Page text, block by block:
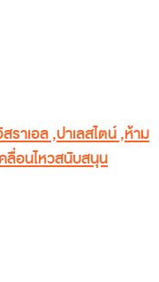
ราเอล,ปาเลสไตน์,ห้าม
ลื่อนไหวสนับสนุน